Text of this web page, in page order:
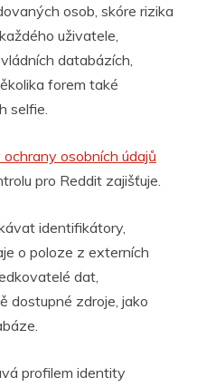
osob, skóre rizika
uživatele,
databázích,
forem také
selfie.
osobních údajů
pro Reddit zajišťuje.
identifikátory,
o poloze z externích
dat,
dostupné zdroje, jako
profilem identity